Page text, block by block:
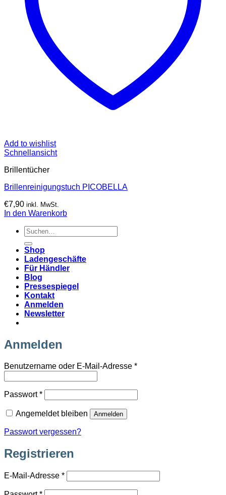
Add to wishlist
Schnellansicht
Brillentücher
Brillenreinigungstuch PICOBELLA
€7,90 inkl. MwSt.
In den Warenkorb
Suchen
nach:
Shop
Ladengeschäfte
Für Händler
Blog
Pressespiegel
Kontakt
Anmelden
Newsletter
Anmelden
Benutzername oder E-Mail-Adresse *Erforderlich
Passwort*Erforderlich
Angemeldet bleiben Anmelden
Passwort vergessen?
Registrieren
E-Mail-Adresse *Erforderlich
Erforderlich